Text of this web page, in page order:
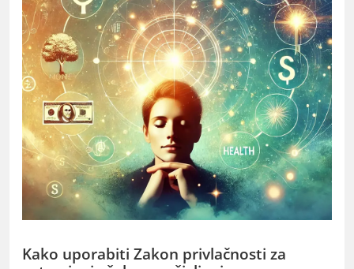
Kako uporabiti Zakon privlačnosti za